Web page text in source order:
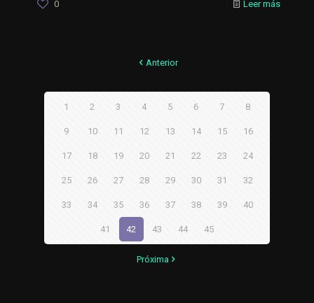
0 Leer más
Anterior
1 2 3 4 5 6 7 8
9 10 11 12 13 14 15 16
17 18 19 20 21 22 23 24
25 26 27 28 29 30 31 32
33 34 35 36 37 38 39 40
41 42 43 44 45
Próxima